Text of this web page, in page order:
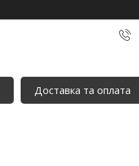
Доставка та оплата